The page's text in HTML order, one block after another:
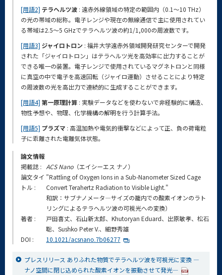
[用語2] テラヘルツ波 : 遠赤外線領域の特定の範囲内（0.1～10 THz）
の光の帯域の総称。電子レンジや現在の無線通信で主に使用されてい
る帯域は2.5～5 GHzでテラヘルツ波の約1/1,000の周波数です。
[用語3] ジャイロトロン : 福井大学遠赤外領域開発研究センターで開発
された「ジャイロトロン」はテラヘルツ光を高効率に出力することが
できる唯一の装置。電子レンジで使用されているマグネトロンと同様
に真空の中で電子を高速回転（ジャイロ運動）させることにより特定
の周波数の光を高出力で連続的に生成することができます。
[用語4] 第一原理計算 : 実験データなどを使わないで非経験的に構造、
物性予想や、物理、化学機構の解明を行う計算手法。
[用語5] プラズマ : 高温加熱や電気的衝撃などによって正、負の荷電粒
子に乖離された電離気体状態。
論文情報
掲載誌 : ACS Nano（エイシーエス ナノ）
論文タイ
トル :
"Rattling of Oxygen Ions in a Sub-Nanometer Sized Cage
Convert Terahertz Radiation to Visible Light."
和訳：サブナノメータ―サイズの籠内での酸素イオンのラト
リングによるテラヘルツ波の可視光への変換）
著者 :
戸田喜丈、石山新太郎、Khutoryan Eduard、出原敏孝、松石
聡、Sushko Peter V.、細野秀雄
DOI :
10.1021/acsnano.7b06277
プレスリリース ありふれた物質でテラヘルツ波を可視光に変換 ―
ナノ空間に閉じ込められた酸素イオンを振動させて発光―